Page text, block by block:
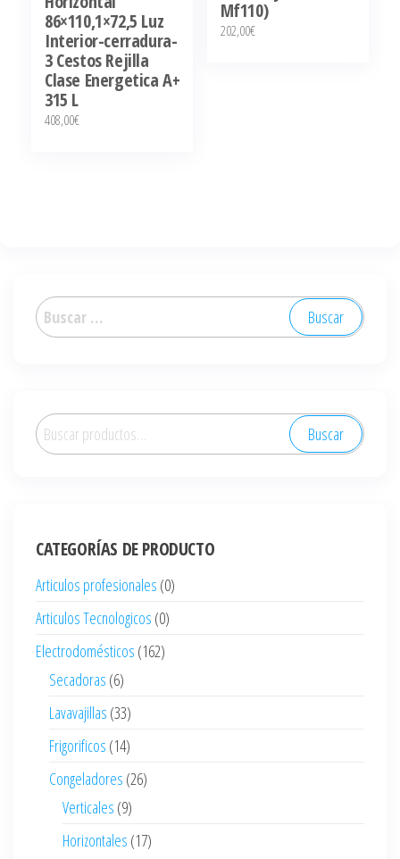
86×110,1×72,5 Luz
Interior-cerradura-
3 Cestos Rejilla
Clase Energetica A+
315 L
408,00€
Mf110)
202,00€
Buscar:
Buscar
por:
Buscar
CATEGORÍAS DE PRODUCTO
Articulos profesionales (0)
Articulos Tecnologicos (0)
Electrodomésticos (162)
Secadoras (6)
Lavavajillas (33)
Frigorificos (14)
Congeladores (26)
Verticales (9)
Horizontales (17)